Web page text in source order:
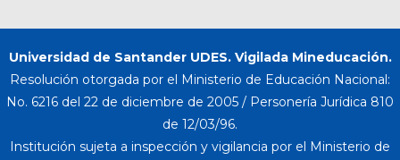
Universidad de Santander UDES. Vigilada Mineducación.
Resolución otorgada por el Ministerio de Educación Nacional:
No. 6216 del 22 de diciembre de 2005 / Personería Jurídica 810
de 12/03/96.
Institución sujeta a inspección y vigilancia por el Ministerio de